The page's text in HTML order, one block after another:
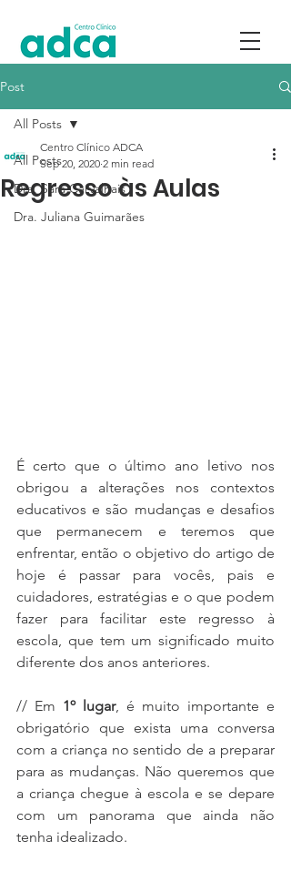
Post
All Posts
Dra. Sara Carvalhais
Dra. Juliana Guimarães
All Posts
Regresso às Aulas
Centro Clínico ADCA
Sep 20, 2020 2 min read
É certo que o último ano letivo nos
obrigou a alterações nos contextos
educativos e são mudanças e desafios
que permanecem e teremos que
enfrentar, então o objetivo do artigo de
hoje é passar para vocês, pais e
cuidadores, estratégias e o que podem
fazer para facilitar este regresso à
escola, que tem um significado muito
diferente dos anos anteriores.
// Em 1º lugar, é muito importante e
obrigatório que exista uma conversa
com a criança no sentido de a preparar
para as mudanças. Não queremos que
a criança chegue à escola e se depare
com um panorama que ainda não
tenha idealizado.